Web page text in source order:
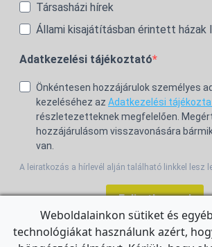
Társasházi hírek
Állami kisajátításban érintett házak
Adatkezelési tájékoztató
Önkéntesen hozzájárulok személyes
kezeléséhez az Adatkezelési
részletezetteknek megfelelően.
hozzájárulásom visszavonására
van.
A leiratkozás a hírlevél alján található linkkel lesz
Feliratkozom!
Weboldalainkon sütiket és
technológiákat használunk azért,